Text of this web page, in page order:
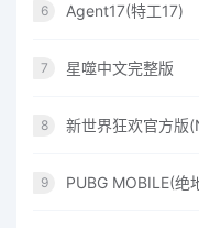
6 Agent17(特工17)
7 星噬中文完整版
8 新世界狂欢官方版
9 PUBG MOBILE(绝